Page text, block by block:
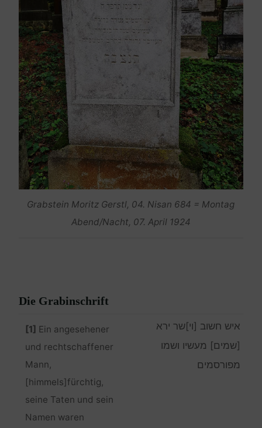
Grabstein Moritz Gerstl, 04. Nisan 684 = Montag
Abend/Nacht, 07. April 1924
Die Grabinschrift
[1] Ein angesehener
und rechtschaffener
Mann,
[himmels]fürchtig,
seine Taten und sein
Namen waren
איש חשוב [וי]שר ירא
[שמים] מעשיו ושמו
מפורסמים